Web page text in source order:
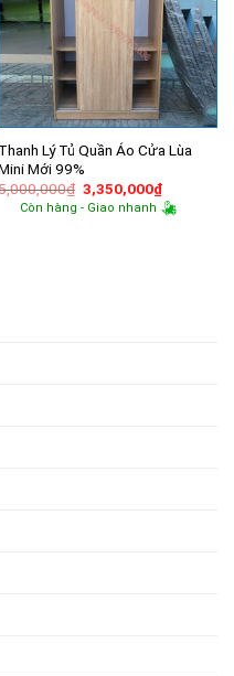
Thanh Lý Tủ Quần Áo Cửa Lùa
Mới 99%
₫ Giá
gốc
là:
3,350,000₫Giá
hiện
tại
Còn hàng - Giao nhanh